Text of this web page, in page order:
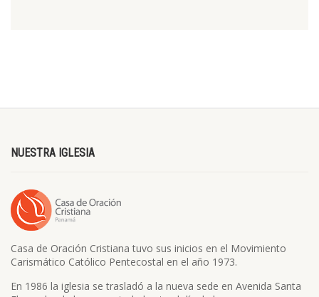
NUESTRA IGLESIA
Casa de Oración Cristiana tuvo sus inicios en el Movimiento
Carismático Católico Pentecostal en el año 1973.
En 1986 la iglesia se trasladó a la nueva sede en Avenida Santa